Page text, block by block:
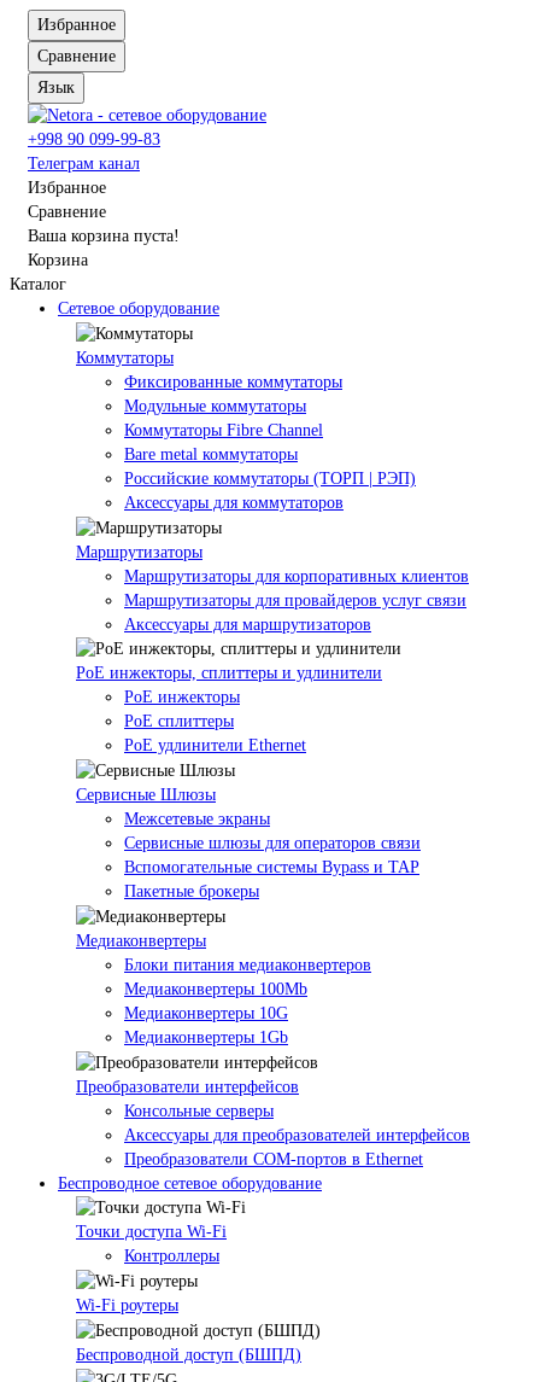
Избранное
Сравнение
Язык
+998 90 099-99-83
Телеграм канал
Избранное
Сравнение
Ваша корзина пуста!
Корзина
Каталог
Сетевое оборудование
Коммутаторы
Фиксированные коммутаторы
Модульные коммутаторы
Коммутаторы Fibre Channel
Bare metal коммутаторы
Российские коммутаторы (ТОРП | РЭП)
Аксессуары для коммутаторов
Маршрутизаторы
Маршрутизаторы для корпоративных клиентов
Маршрутизаторы для провайдеров услуг связи
Аксессуары для маршрутизаторов
PoE инжекторы, сплиттеры и удлинители
PoE инжекторы
PoE сплиттеры
PoE удлинители Ethernet
Сервисные Шлюзы
Межсетевые экраны
Сервисные шлюзы для операторов связи
Вспомогательные системы Bypass и TAP
Пакетные брокеры
Медиаконвертеры
Блоки питания медиаконвертеров
Медиаконвертеры 100Mb
Медиаконвертеры 10G
Медиаконвертеры 1Gb
Преобразователи интерфейсов
Консольные серверы
Аксессуары для преобразователей интерфейсов
Преобразователи COM-портов в Ethernet
Беспроводное сетевое оборудование
Точки доступа Wi-Fi
Контроллеры
Wi-Fi роутеры
Беспроводной доступ (БШПД)